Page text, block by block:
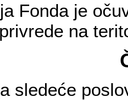
Fonda je
na
sledeće